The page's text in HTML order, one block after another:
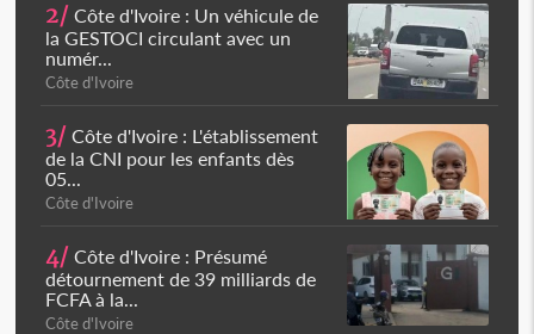
2/ Côte d'Ivoire : Un véhicule de
la GESTOCI circulant avec un
numér...
Côte d'Ivoire
3/ Côte d'Ivoire : L'établissement
de la CNI pour les enfants dès
05...
Côte d'Ivoire
4/ Côte d'Ivoire : Présumé
détournement de 39 milliards de
FCFA à la...
Côte d'Ivoire